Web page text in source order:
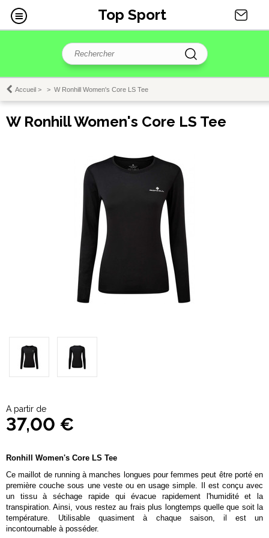
Top Sport
Accueil > > W Ronhill Women's Core LS Tee
W Ronhill Women's Core LS Tee
A partir de
37,00 €
Ronhill Women's Core LS Tee
Ce maillot de running à manches longues pour femmes peut être porté en
première couche sous une veste ou en usage simple. Il est conçu avec
un tissu à séchage rapide qui évacue rapidement l'humidité et la
transpiration. Ainsi, vous restez au frais plus longtemps quelle que soit la
température. Utilisable quasiment à chaque saison, il est un
incontournable à posséder.